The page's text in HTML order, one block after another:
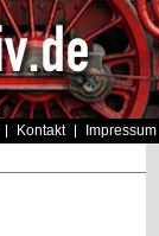
Kontakt Impressum